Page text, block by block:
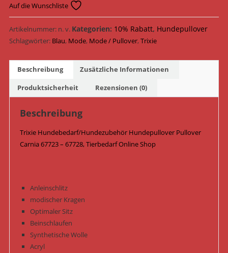
Pullover
Carnia
67723
-
/
Menge
Auf die Wunschliste
Artikelnummer: n. v. Kategorien: 10% Rabatt, Hundepullover
Schlagwörter: Blau, Mode, Mode / Pullover,Trixie
Beschreibung
Zusätzliche Informationen
Produktsicherheit
Rezensionen (0)
Beschreibung
Trixie Hundebedarf/Hundezubehör Hundepullover Pullover
Carnia 67723 – 67728, Tierbedarf Online Shop
Anleinschlitz
modischer Kragen
Optimaler Sitz
Beinschlaufen
Synthetische Wolle
Acryl